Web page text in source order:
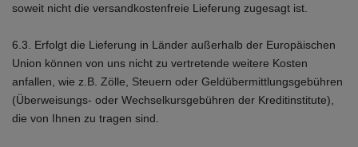
soweit nicht die versandkostenfreie Lieferung zugesagt ist.
6.3. Erfolgt die Lieferung in Länder außerhalb der Europäischen
Union können von uns nicht zu vertretende weitere Kosten
anfallen, wie z.B. Zölle, Steuern oder Geldübermittlungsgebühren
(Überweisungs- oder Wechselkursgebühren der Kreditinstitute),
die von Ihnen zu tragen sind.